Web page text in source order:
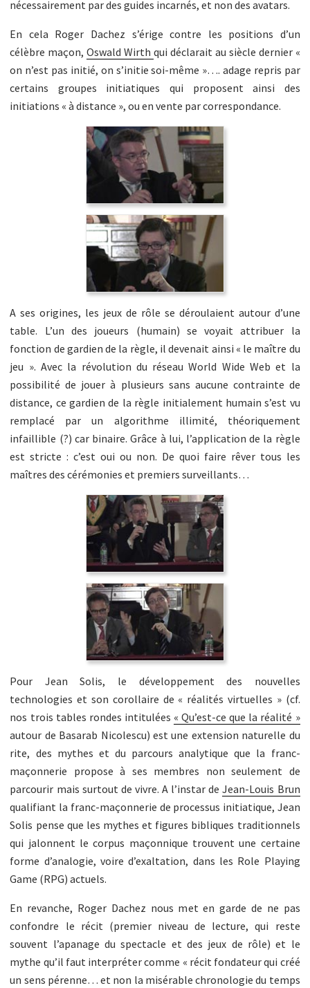
nécessairement par des guides incarnés, et non des avatars.
En cela Roger Dachez s’érige contre les positions d’un
célèbre maçon,Oswald Wirthqui déclarait au siècle dernier «
on n’est pas initié, on s’initie soi-même »…. adage repris par
certains groupes initiatiques qui proposent ainsi des
initiations « à distance », ou en vente par correspondance.
A ses origines, les jeux de rôle se déroulaient autour d’une
table. L’un des joueurs (humain) se voyait attribuer la
fonction de gardien de la règle, il devenait ainsi « le maître du
jeu ». Avec la révolution du réseau World Wide Web et la
possibilité de jouer à plusieurs sans aucune contrainte de
distance, ce gardien de la règle initialement humain s’est vu
remplacé par un algorithme illimité, théoriquement
infaillible (?) car binaire. Grâce à lui, l’application de la règle
est stricte : c’est oui ou non. De quoi faire rêver tous les
maîtres des cérémonies et premiers surveillants…
Pour Jean Solis, le développement des nouvelles
technologies et son corollaire de « réalités virtuelles » (cf.
nos trois tables rondes intitulées « Qu’est-ce que la réalité »
autour de Basarab Nicolescu) est une extension naturelle du
rite, des mythes et du parcours analytique que la franc-
maçonnerie propose à ses membres non seulement de
parcourir mais surtout de vivre. A l’instar deJean-Louis Brun
qualifiant la franc-maçonnerie de processus initiatique, Jean
Solis pense que les mythes et figures bibliques traditionnels
qui jalonnent le corpus maçonnique trouvent une certaine
forme d’analogie, voire d’exaltation, dans les Role Playing
Game (RPG) actuels.
En revanche, Roger Dachez nous met en garde de ne pas
confondre le récit (premier niveau de lecture, qui reste
souvent l’apanage du spectacle et des jeux de rôle) et le
mythe qu’il faut interpréter comme « récit fondateur qui créé
un sens pérenne… et non la misérable chronologie du temps